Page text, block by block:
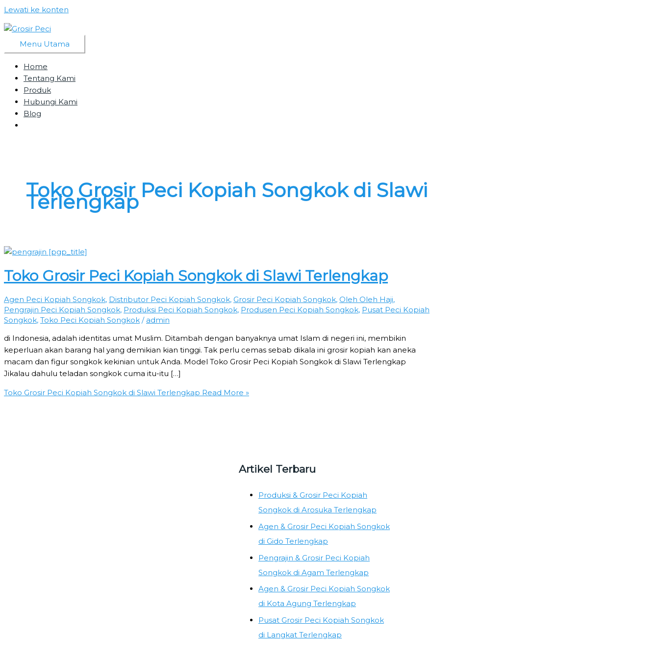
Lewati ke konten
Menu Utama
Home
Tentang Kami
Produk
Hubungi Kami
Blog
Toko Grosir Peci Kopiah Songkok di Slawi
Terlengkap
Toko Grosir Peci Kopiah Songkok di Slawi Terlengkap
Agen Peci Kopiah Songkok, Distributor Peci Kopiah Songkok, Grosir Peci Kopiah Songkok, Oleh Oleh Haji,
Pengrajin Peci Kopiah Songkok, Produksi Peci Kopiah Songkok, Produsen Peci Kopiah Songkok, Pusat Peci Kopiah
Songkok, Toko Peci Kopiah Songkok / admin
di Indonesia, adalah identitas umat Muslim. Ditambah dengan banyaknya umat Islam di negeri ini, membikin
keperluan akan barang hal yang demikian kian tinggi. Tak perlu cemas sebab dikala ini grosir kopiah kan aneka
macam dan figur songkok kekinian untuk Anda. Model Toko Grosir Peci Kopiah Songkok di Slawi Terlengkap
Jikalau dahulu teladan songkok cuma itu-itu […]
Toko Grosir Peci Kopiah Songkok di Slawi Terlengkap Read More »
Artikel Terbaru
Produksi & Grosir Peci Kopiah
Songkok di Arosuka Terlengkap
Agen & Grosir Peci Kopiah Songkok
di Gido Terlengkap
Pengrajin & Grosir Peci Kopiah
Songkok di Agam Terlengkap
Agen & Grosir Peci Kopiah Songkok
di Kota Agung Terlengkap
Pusat Grosir Peci Kopiah Songkok
di Langkat Terlengkap